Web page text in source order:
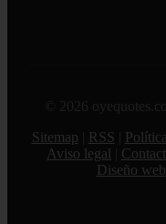
© 2026
Sitemap
RSS
Aviso legal
Diseño web